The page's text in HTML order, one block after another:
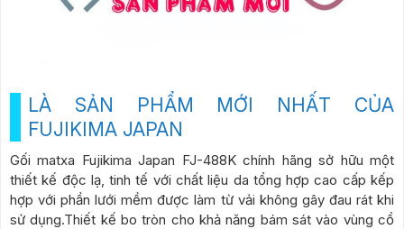
LÀ SẢN PHẨM MỚI NHẤT CỦA
FUJIKIMA JAPAN
Gối matxa Fujikima Japan FJ-488K chính hãng sở hữu một
thiết kế độc lạ, tinh tế với chất liệu da tổng hợp cao cấp kếp
hợp với phần lưới mềm được làm từ vải không gây đau rát khi
sử dụng.Thiết kế bo tròn cho khả năng bám sát vào vùng cổ